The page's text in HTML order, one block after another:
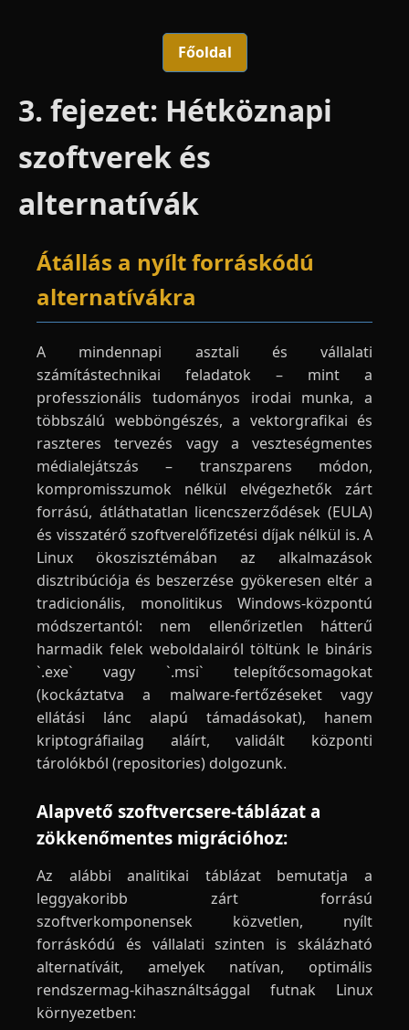
Főoldal
3. fejezet: Hétköznapi
szoftverek és
alternatívák
Átállás a nyílt forráskódú
alternatívákra
A mindennapi asztali és vállalati
számítástechnikai feladatok – mint a
professzionális tudományos irodai munka, a
többszálú webböngészés, a vektorgrafikai és
raszteres tervezés vagy a veszteségmentes
médialejátszás – transzparens módon,
kompromisszumok nélkül elvégezhetők zárt
forrású, átláthatatlan licencszerződések (EULA)
és visszatérő szoftverelőfizetési díjak nélkül is. A
Linux ökoszisztémában az alkalmazások
disztribúciója és beszerzése gyökeresen eltér a
tradicionális, monolitikus Windows-központú
módszertantól: nem ellenőrizetlen hátterű
harmadik felek weboldalairól töltünk le bináris
`.exe` vagy `.msi` telepítőcsomagokat
(kockáztatva a malware-fertőzéseket vagy
ellátási lánc alapú támadásokat), hanem
kriptográfiailag aláírt, validált központi
tárolókból (repositories) dolgozunk.
Alapvető szoftvercsere-táblázat a
zökkenőmentes migrációhoz:
Az alábbi analitikai táblázat bemutatja a
leggyakoribb zárt forrású
szoftverkomponensek közvetlen, nyílt
forráskódú és vállalati szinten is skálázható
alternatíváit, amelyek natívan, optimális
rendszermag-kihasználtsággal futnak Linux
környezetben: